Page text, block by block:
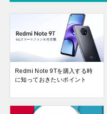
Redmi Note 9Tを購入する時
に知っておきたいポイント